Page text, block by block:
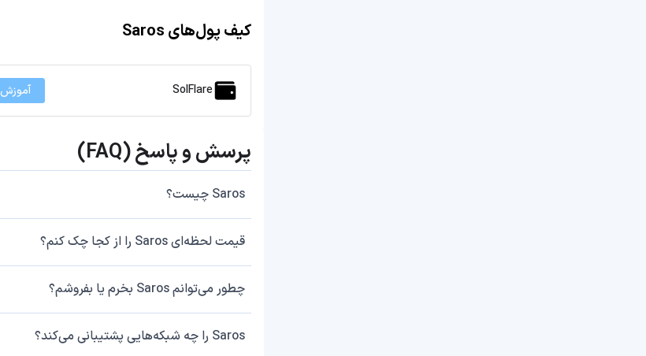
کیف پول‌های Saros
SolFlare آموزش
پرسش و پاسخ (FAQ)
Saros چیست؟
قیمت لحظه‌ای Saros را از کجا چک کنم؟
چطور می‌توانم Saros بخرم یا بفروشم؟
Saros را چه شبکه‌هایی پشتیبانی می‌کند؟